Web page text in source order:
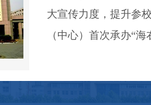
大宣传力度，提升参
（中心）首次承办“